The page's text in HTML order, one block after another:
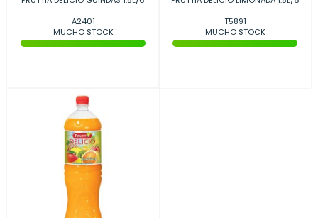
A2401
MUCHO STOCK
T5891
MUCHO STOCK